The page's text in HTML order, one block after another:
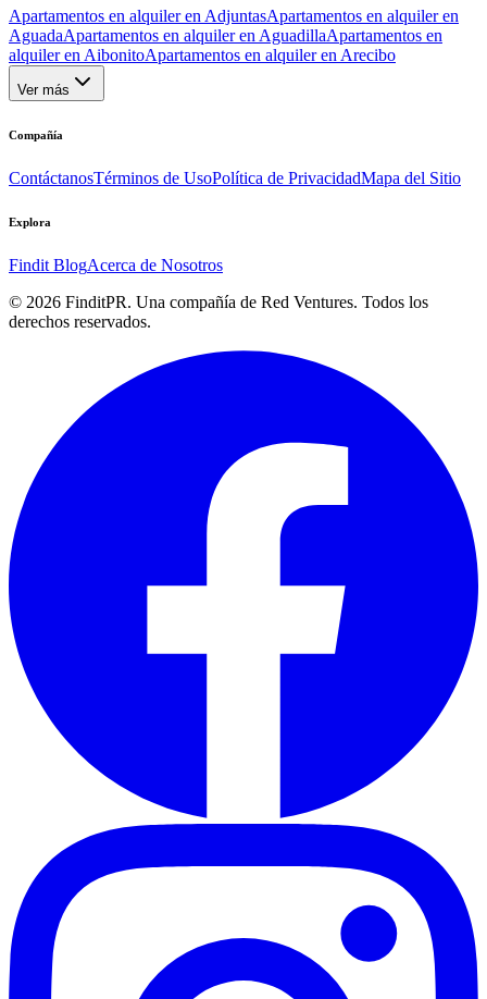
Apartamentos en alquiler en AdjuntasApartamentos en alquiler en
AguadaApartamentos en alquiler en AguadillaApartamentos en
alquiler en AibonitoApartamentos en alquiler en Arecibo
Ver más
Compañía
ContáctanosTérminos de UsoPolítica de PrivacidadMapa del Sitio
Explora
Findit BlogAcerca de Nosotros
© 2026 FinditPR. Una compañía de Red Ventures. Todos los
derechos reservados.